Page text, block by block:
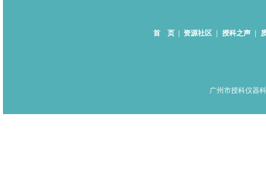
首 页 资源社区 授科之声
广州市授科仪器